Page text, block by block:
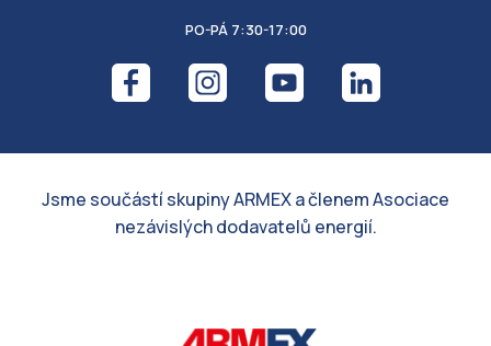
Jsme součástí skupiny ARMEX a členem Asociace
nezávislých dodavatelů energií.
PO-PÁ 7:30-17:00